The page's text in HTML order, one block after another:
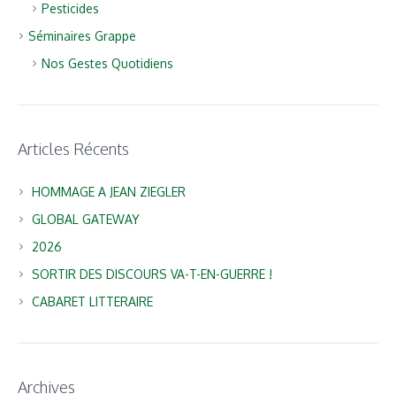
Pesticides
Séminaires Grappe
Nos Gestes Quotidiens
Articles Récents
HOMMAGE A JEAN ZIEGLER
GLOBAL GATEWAY
2026
SORTIR DES DISCOURS VA-T-EN-GUERRE !
CABARET LITTERAIRE
Archives